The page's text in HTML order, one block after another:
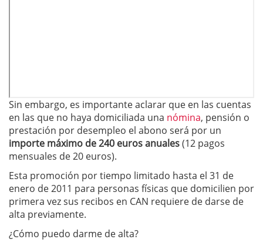
Sin embargo, es importante aclarar que en las cuentas
en las que no haya domiciliada una nómina, pensión o
prestación por desempleo el abono será por un
importe máximo de 240 euros anuales(12 pagos
mensuales de 20 euros).
Esta promoción por tiempo limitado hasta el 31 de
enero de 2011 para personas físicas que domicilien por
primera vez sus recibos en CAN requiere de darse de
alta previamente.
¿Cómo puedo darme de alta?